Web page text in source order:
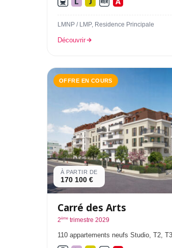
LMNP / LMP, Residence Principale
Découvrir
OFFRE EN COURS
À PARTIR DE
170 100 €
Carré des Arts
2ème trimestre 2029
110 appartements neufs Studio, T2,